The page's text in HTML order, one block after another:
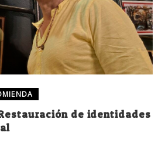
de identidades